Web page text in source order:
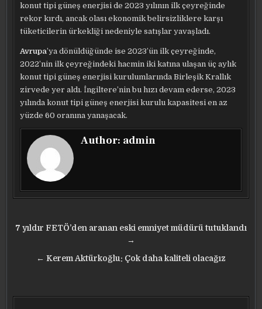
konut tipi güneş enerjisi de 2023 yılının ilk çeyreğinde
rekor kırdı, ancak olası ekonomik belirsizliklere karşı
tüketicilerin ürkekliği nedeniyle satışlar yavaşladı.
Avrupa’ya dönüldüğünde ise 2023’ün ilk çeyreğinde,
2022’nin ilk çeyreğindeki hacmin iki katına ulaşan üç aylık
konut tipi güneş enerjisi kurulumlarında Birleşik Krallık
zirvede yer aldı. İngiltere’nin bu hızı devam ederse, 2023
yılında konut tipi güneş enerjisi kurulu kapasitesi en az
yüzde 60 oranına yanaşacak.
Author: admin
Yazı
7 yıldır FETÖ’den aranan eski emniyet müdürü tutuklandı
→
← Kerem Aktürkoğlu: Çok daha kaliteli olacağız